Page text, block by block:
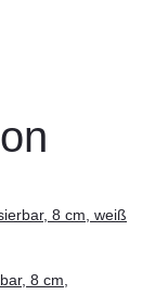
8 cm, weiß
8 cm,